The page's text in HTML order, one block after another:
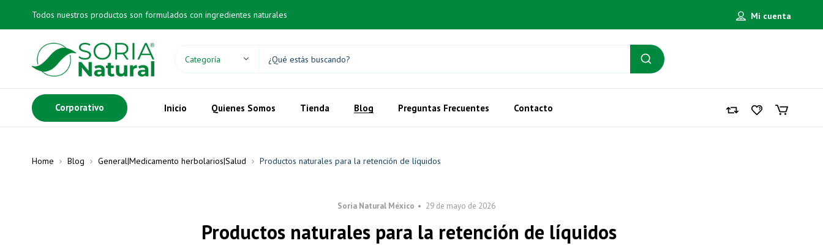
Todos nuestros productos son formulados con ingredientes naturales Mi cuenta
Corporativo Inicio Quienes Somos Tienda Blog Preguntas Frecuentes Contacto
Home Blog General|Medicamento herbolarios|Salud Productos naturales para la retención de líquidos
Soria Natural México 29 de mayo de 2026
Productos naturales para la retención de líquidos